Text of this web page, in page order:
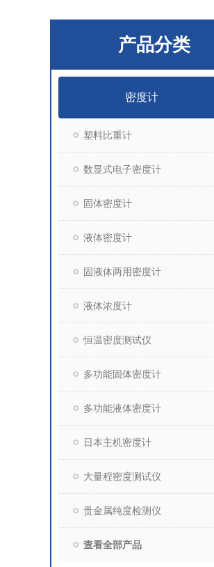
产品分类
密度计
塑料比重计
数显式电子密度计
固体密度计
液体密度计
固液体两用密度计
液体浓度计
恒温密度测试仪
多功能固体密度计
多功能液体密度计
日本主机密度计
大量程密度测试仪
贵金属纯度检测仪
查看全部产品